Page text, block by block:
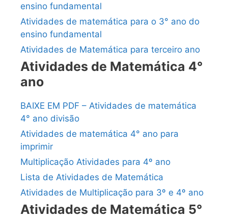
ensino fundamental
Atividades de matemática para o 3° ano do
ensino fundamental
Atividades de Matemática para terceiro ano
Atividades de Matemática 4°
ano
BAIXE EM PDF – Atividades de matemática
4° ano divisão
Atividades de matemática 4° ano para
imprimir
Multiplicação Atividades para 4º ano
Lista de Atividades de Matemática
Atividades de Multiplicação para 3º e 4º ano
Atividades de Matemática 5°